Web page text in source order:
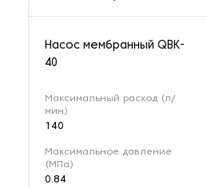
Насос мембранный QBK-
40
Максимальный расход (л/
мин)
140
Максимальное давление
(МПа)
0.84